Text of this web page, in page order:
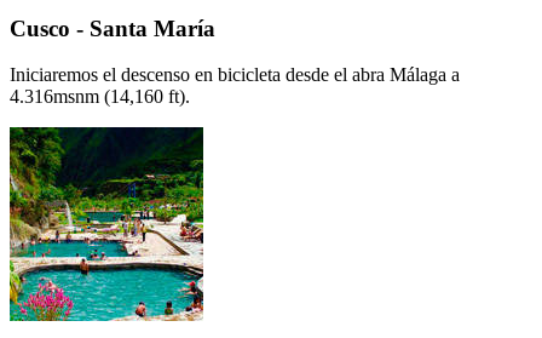
Cusco - Santa María
Iniciaremos el descenso en bicicleta desde el abra Málaga a
4.316msnm (14,160 ft).